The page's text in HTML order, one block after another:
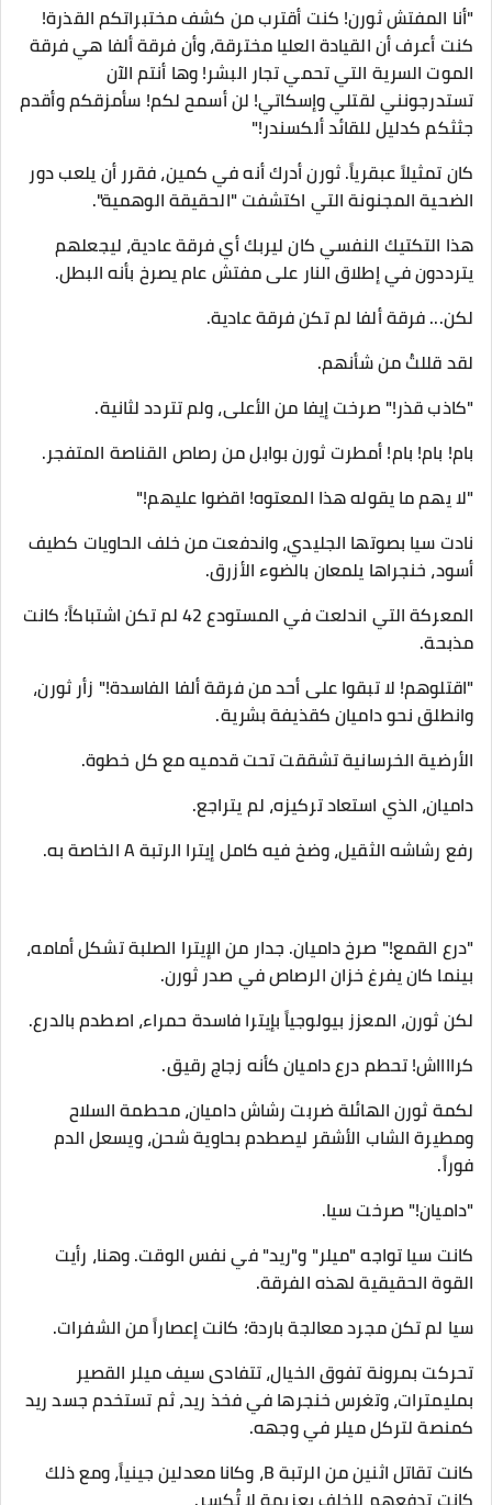
"أنا المفتش ثورن! كنت أقترب من كشف مختبراتكم القذرة!
كنت أعرف أن القيادة العليا مخترقة، وأن فرقة ألفا هي فرقة
الموت السرية التي تحمي تجار البشر! وها أنتم الآن
تستدرجونني لقتلي وإسكاتي! لن أسمح لكم! سأمزقكم وأقدم
جثثكم كدليل للقائد ألكسندر!"
​كان تمثيلاً عبقرياً. ثورن أدرك أنه في كمين، فقرر أن يلعب دور
الضحية المجنونة التي اكتشفت "الحقيقة الوهمية".
هذا التكتيك النفسي كان ليربك أي فرقة عادية، ليجعلهم
يترددون في إطلاق النار على مفتش عام يصرخ بأنه البطل.
​لكن... فرقة ألفا لم تكن فرقة عادية.
لقد قللتُ من شأنهم.
​"كاذب قذر!" صرخت إيفا من الأعلى، ولم تتردد لثانية.
بام! بام! بام! أمطرت ثورن بوابل من رصاص القناصة المتفجر.
​"لا يهم ما يقوله هذا المعتوه! اقضوا عليهم!"
نادت سيا بصوتها الجليدي، واندفعت من خلف الحاويات كطيف
أسود، خنجراها يلمعان بالضوء الأزرق.
​المعركة التي اندلعت في المستودع 42 لم تكن اشتباكاً؛ كانت
مذبحة.
​"اقتلوهم! لا تبقوا على أحد من فرقة ألفا الفاسدة!" زأر ثورن،
وانطلق نحو داميان كقذيفة بشرية.
الأرضية الخرسانية تشققت تحت قدميه مع كل خطوة.
​داميان، الذي استعاد تركيزه، لم يتراجع.
رفع رشاشه الثقيل، وضخ فيه كامل إيترا الرتبة A الخاصة به.
"درع القمع!" صرخ داميان. جدار من الإيترا الصلبة تشكل أمامه،
بينما كان يفرغ خزان الرصاص في صدر ثورن.
​لكن ثورن، المعزز بيولوجياً بإيترا فاسدة حمراء، اصطدم بالدرع.
كرااااش! تحطم درع داميان كأنه زجاج رقيق.
لكمة ثورن الهائلة ضربت رشاش داميان، محطمة السلاح
ومطيرة الشاب الأشقر ليصطدم بحاوية شحن، ويسعل الدم
فوراً.
​"داميان!" صرخت سيا.
​كانت سيا تواجه "ميلر" و"ريد" في نفس الوقت. وهنا، رأيت
القوة الحقيقية لهذه الفرقة.
سيا لم تكن مجرد معالجة باردة؛ كانت إعصاراً من الشفرات.
تحركت بمرونة تفوق الخيال، تتفادى سيف ميلر القصير
بمليمترات، وتغرس خنجرها في فخذ ريد، ثم تستخدم جسد ريد
كمنصة لتركل ميلر في وجهه.
كانت تقاتل اثنين من الرتبة B، وكانا معدلين جينياً، ومع ذلك